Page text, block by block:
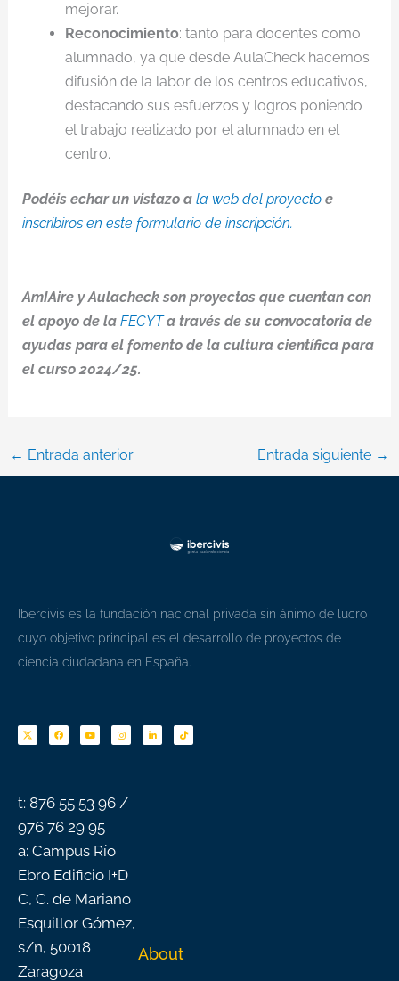
mejorar.
Reconocimiento: tanto para docentes como
alumnado, ya que desde AulaCheck hacemos
difusión de la labor de los centros educativos,
destacando sus esfuerzos y logros poniendo
el trabajo realizado por el alumnado en el
centro.
Podéis echar un vistazo a la web del proyectoe
inscribiros en este formulario de inscripción.
AmIAire y Aulacheck son proyectos que cuentan con
el apoyo de la FECYTa través de su convocatoria de
ayudas para el fomento de la cultura científica para
el curso 2024/25.
← Entrada anterior Entrada siguiente →
Ibercivis es la fundación nacional privada sin ánimo de lucro
cuyo objetivo principal es el desarrollo de proyectos de
ciencia ciudadana en España.
c
e
b
u
t
u
s
t
a
n
k
e
k
t
o
t: 876 55 53 96 /
976 76 29 95
a: Campus Río
Ebro Edificio I+D
C, C. de Mariano
Esquillor Gómez,
s/n, 50018
Zaragoza
About